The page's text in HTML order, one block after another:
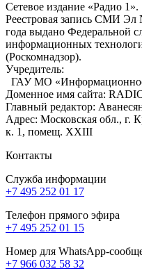
Сетевое издание «Радио 1».
Реестровая запись СМИ
года выдано Федеральной
информационных
(Роскомнадзор).
Учредитель:
ГАУ МО «Информационное
Доменное имя сайта:
Главный редактор:
Адрес: Московская обл., г.
к. 1, помещ. XXIII
Контакты
Служба информации
+7 495 252 01 17
Телефон прямого эфира
+7 495 252 01 15
Номер для WhatsApp-
+7 966 032 58 32